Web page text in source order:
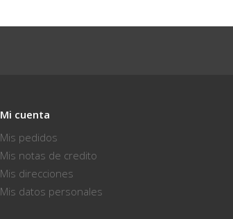
Mi cuenta
Mis pedidos
Mis notas de credito
Mis direcciones
Mis datos personales